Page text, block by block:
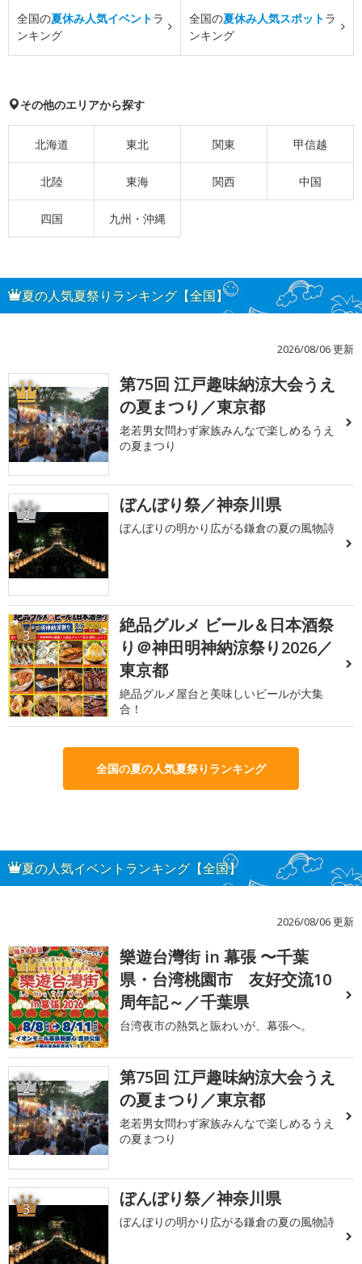
全国の夏休み人気イベントラ
ンキング
全国の夏休み人気スポットラ
ンキング
その他のエリアから探す
北海道 東北 関東 甲信越
北陸 東海 関西 中国
四国 九州・沖縄
夏の人気夏祭りランキング【全国】
2026/08/06 更新
1
第75回 江戸趣味納涼大会うえ
の夏まつり／東京都
老若男女問わず家族みんなで楽しめるうえ
の夏まつり
2 ぼんぼり祭／神奈川県
ぼんぼりの明かり広がる鎌倉の夏の風物詩
3
絶品グルメ ビール＆日本酒祭
り＠神田明神納涼祭り2026／
東京都
絶品グルメ屋台と美味しいビールが大集
合！
全国の夏の人気夏祭りランキング
夏の人気イベントランキング【全国】
2026/08/06 更新
1
樂遊台灣街 in 幕張 〜千葉
県・台湾桃園市 友好交流10
周年記～／千葉県
台湾夜市の熱気と賑わいが、幕張へ。
2
第75回 江戸趣味納涼大会うえ
の夏まつり／東京都
老若男女問わず家族みんなで楽しめるうえ
の夏まつり
3 ぼんぼり祭／神奈川県
ぼんぼりの明かり広がる鎌倉の夏の風物詩